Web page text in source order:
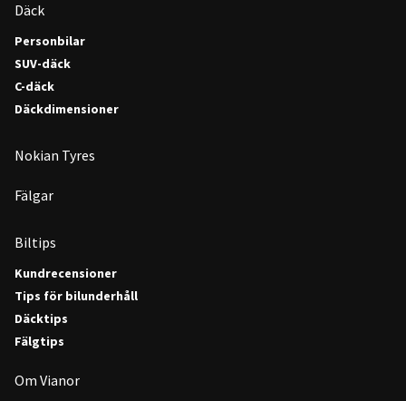
Däck
Personbilar
SUV-däck
C-däck
Däckdimensioner
Nokian Tyres
Fälgar
Biltips
Kundrecensioner
Tips för bilunderhåll
Däcktips
Fälgtips
Om Vianor